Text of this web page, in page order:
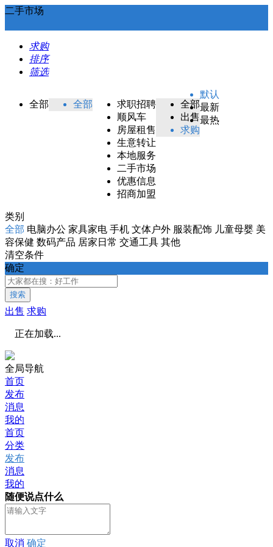
二手市场
求购
排序
筛选
全部 全部
求职招聘
顺风车
房屋租售
生意转让
本地服务
二手市场
优惠信息
招商加盟
全部
出售
求购
默认
最新
最热
类别
全部 电脑办公 家具家电 手机 文体户外 服装配饰 儿童母婴 美
容保健 数码产品 居家日常 交通工具 其他
清空条件
确定
搜索
出售 求购
正在加载...
全局导航
首页
发布
消息
我的
首页
分类
发布
消息
我的
随便说点什么
取消 确定